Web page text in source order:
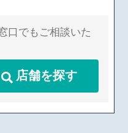
口でもご相談いた
店舗を探す